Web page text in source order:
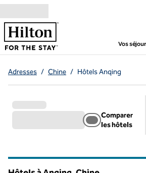
Aller directement au contenu
Vos
Adresses / Chine / Hôtels Anqing
Comparer
les hôtels